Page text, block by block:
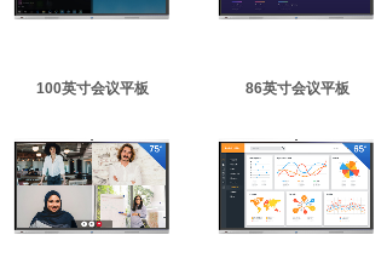
100英寸会议平板 86英寸会议平板